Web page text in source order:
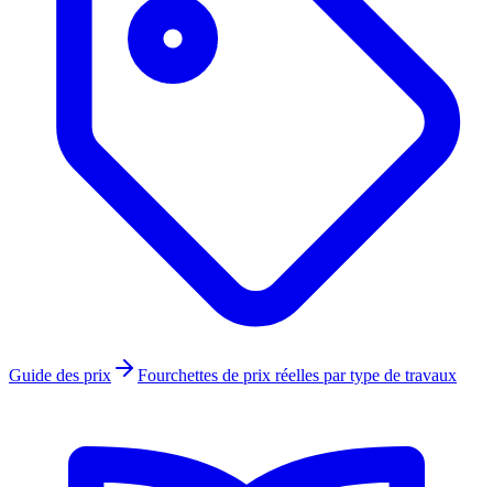
Guide des prix Fourchettes de prix réelles par type de travaux